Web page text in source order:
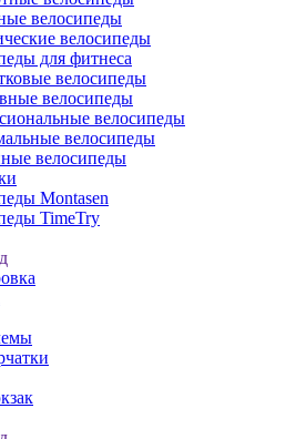
велосипеды
велосипеды
для фитнеса
велосипеды
велосипеды
велосипеды
велосипеды
велосипеды
Montasen
TimeTry